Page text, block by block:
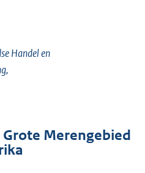
Handel en
Grote Merengebied